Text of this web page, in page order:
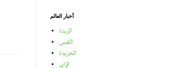
أخبار العالم
الزبدة
القبس
الجريدة
الراي